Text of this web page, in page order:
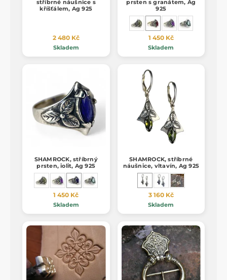
stříbrné náušnice s
kříšťálem, Ag 925
2 480 Kč
Skladem
prsten s granátem, Ag
925
1 450 Kč
Skladem
SHAMROCK, stříbrný
prsten, iolit, Ag 925
1 450 Kč
Skladem
SHAMROCK, stříbrné
náušnice, vltavín, Ag 925
3 160 Kč
Skladem